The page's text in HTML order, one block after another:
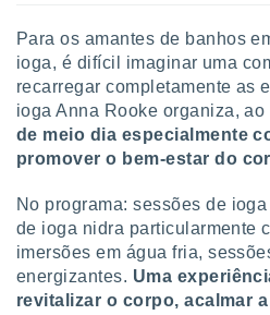
estudos
e
de
1199
Para os amantes de banhos
ioga, é difícil imaginar uma
recarregar completamente as
ioga Anna Rooke organiza,
de meio dia especialmente
promover o bem-estar do
No programa: sessões de
de ioga nidra particularmente
imersões em água fria,
energizantes. Uma
revitalizar o corpo, acalmar